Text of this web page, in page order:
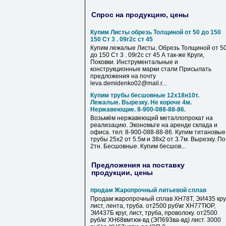
Спрос на продукцию, цены
Купим Листы обрезь Толщиной от 50 до 150
150 Ст 3 . 09г2с ст 45
Купим лежалые Листы, Обрезь Толщиной от
до 150 Ст 3 . 09г2с ст 45 А так-же Круги,
Поковки. Инструментальные и
конструкционные марки стали Присылать
предложения на почту
leva.demidenko02@mail.r...
Купим трубы бесшовные 12х18н10т.
Лежалые. Вырезку. Не короче 4м.
Нержавеющие. 8-900-088-88-86.
Возьмём нержавеющий металлопрокат на
реализацию. Экономьте на аренде склада и
офиса. тел: 8-900-088-88-86. Купим титановые
трубы 25х2 от 5.5м и 38х2 от 3.7м. Вырезку. По
2тн. Бесшовные. Купим бесшов...
Предложения на поставку
продукции, цены
продам Жаропрочный литьевой сплав
Продам жаропрочный сплав ХН78Т, ЭИ435
лист, лента, труба. от2500 руб\кг ХН77ТЮР,
ЭИ437Б круг, лист, труба, проволоку. от2500
руб/кг ХН68вмтюк-вд (ЭП693ва-вд) лист. 3000